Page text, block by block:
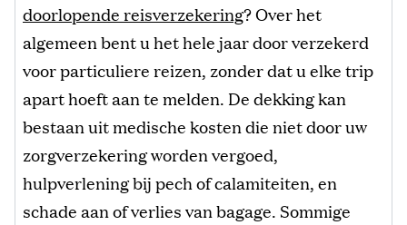
doorlopende reisverzekering? Over het
algemeen bent u het hele jaar door verzekerd
voor particuliere reizen, zonder dat u elke trip
apart hoeft aan te melden. De dekking kan
bestaan uit medische kosten die niet door uw
zorgverzekering worden vergoed,
hulpverlening bij pech of calamiteiten, en
schade aan of verlies van bagage. Sommige